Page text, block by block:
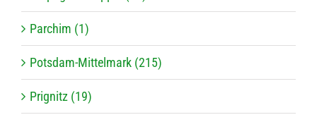
Parchim (1)
Potsdam-Mittelmark (215)
Prignitz (19)